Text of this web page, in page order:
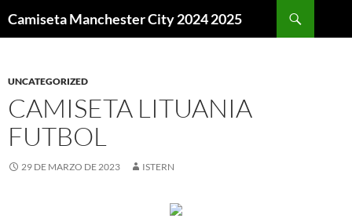
Camiseta Manchester City 2024 2025
UNCATEGORIZED
CAMISETA LITUANIA
FUTBOL
29 DE MARZO DE 2023 ISTERN